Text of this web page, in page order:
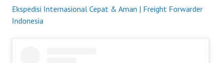
Ekspedisi Internasional Cepat & Aman | Freight Forwarder
Indonesia